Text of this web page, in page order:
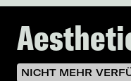
NICHT MEHR